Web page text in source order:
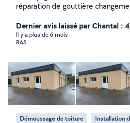
réparation de gouttière
démoussage de toiture et
changement de faîtage
redonner une seconde vie à votre maison Et
volume l2h2 plus remorque si
services, n'hésitez pas à me
téléphoner
Dernier avis laissé par Chantal :
Il y a plus de 6 mois
RAS
Démoussage de toiture Installation